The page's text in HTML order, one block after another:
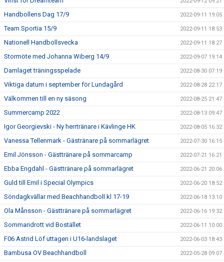
Handbollens Dag 17/9 2022-09-11 19:05
Team Sportia 15/9 2022-09-11 18:53
Nationell Handbollsvecka 2022-09-11 18:27
Stormöte med Johanna Wiberg 14/9 2022-09-07 19:14
Damlaget träningsspelade 2022-08-30 07:19
Viktiga datum i september för Lundagård 2022-08-28 22:17
Välkommen till en ny säsong 2022-08-25 21:47
Summercamp 2022 2022-08-13 09:47
Igor Georgievski - Ny herrtränare i Kävlinge HK 2022-08-05 16:32
Vanessa Tellenmark - Gästränare på sommarlägret 2022-07-30 16:15
Emil Jönsson - Gästtränare på sommarcamp 2022-07-21 16:21
Ebba Engdahl - Gästtränare på sommarlägret 2022-06-21 20:06
Guld till Emil i Special Olympics 2022-06-20 18:52
Söndagkvällar med Beachhandboll kl 17-19 2022-06-18 13:10
Ola Månsson - Gästtränare på sommarlägret 2022-06-16 19:32
Sommaridrott vid Bostället 2022-06-11 10:00
F06 Astrid Löf uttagen i U16-landslaget 2022-06-03 18:43
Bambusa OV Beachhandboll 2022-05-28 09:07